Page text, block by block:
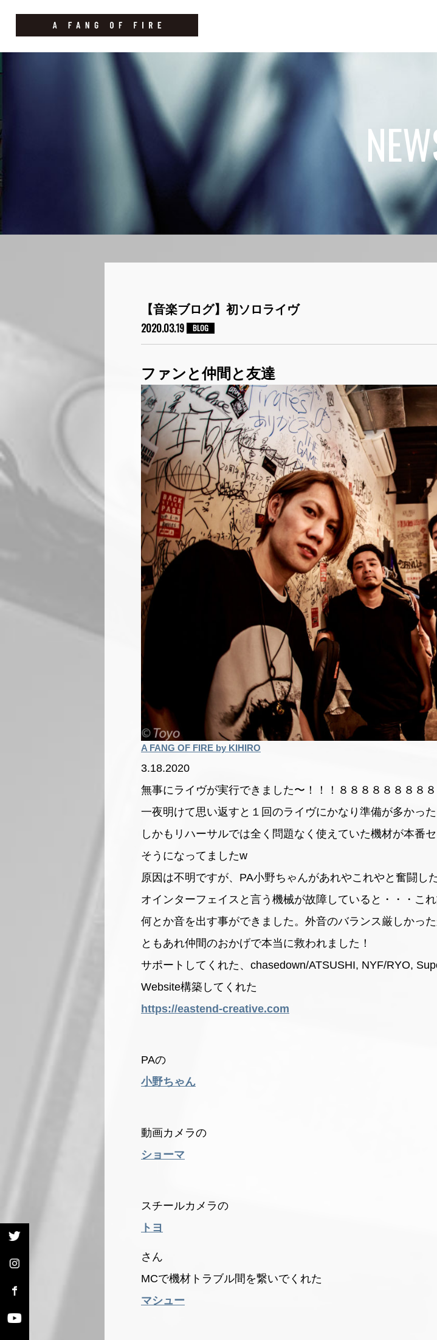
【音楽ブログ】初ソロライヴ
2020.03.19 BLOG
ファンと仲間と友達
A FANG OF FIRE by KIHIRO
3.18.2020
無事にライヴが実行できました〜！！！８８８８８８８８８
一夜明けて思い返すと１回のライヴにかなり準備が多かった
しかもリハーサルでは全く問題なく使えていた機材が本番
そうになってましたw
原因は不明ですが、PA小野ちゃんがあれやこれやと奮闘し
オインターフェイスと言う機械が故障していると・・・こ
何とか音を出す事ができました。外音のバランス厳しかっ
ともあれ仲間のおかげで本当に救われました！
サポートしてくれた、chasedown/ATSUSHI, NYF/RYO,
Website構築してくれた
https://eastend-creative.com
PAの
小野ちゃん
動画カメラの
ショーマ
スチールカメラの
トヨ
さん
MCで機材トラブル間を繋いでくれた
マシュー